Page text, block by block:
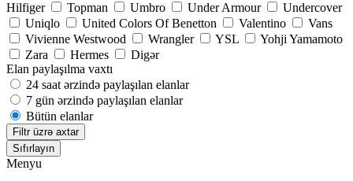
Hilfiger
Topman Umbro Under Armour
Undercover
Uniqlo
United Colors Of Benetton Valentino
Vans
Vivienne Westwood
Wrangler YSL
Yohji Yamamoto
Zara
Hermes
Digər
Elan paylaşılma vaxtı
24 saat ərzində paylaşılan elanlar
7 gün ərzində paylaşılan elanlar
Bütün elanlar
Filtr üzrə axtar
Sıfırlayın
Menyu